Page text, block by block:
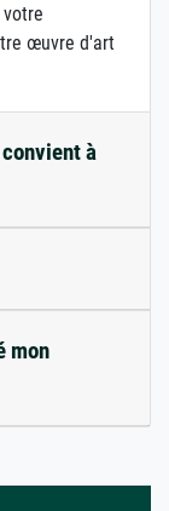
œuvre d'art
à
mon